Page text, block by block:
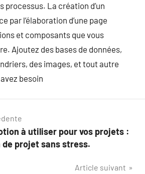
processus. La création d’un
par l’élaboration d’une page
et composants que vous
Ajoutez des bases de données,
des images, et tout autre
besoin
à utiliser pour vos projets :
de projet sans stress.
Article suivant